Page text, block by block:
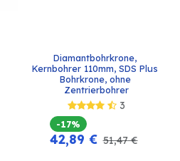
Diamantbohrkrone,
Kernbohrer 110mm, SDS Plus
Bohrkrone, ohne
Zentrierbohrer
3
-17%
42,89 € 51,47€